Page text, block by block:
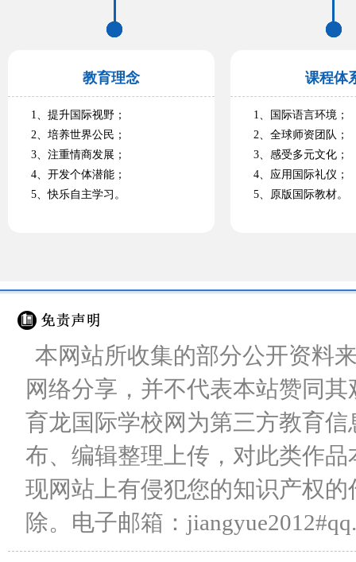
教育理念
1、提升国际视野；
2、培养世界公民；
3、注重情商发展；
4、开发个体潜能；
5、快乐自主学习。
课程体
1、国际语言环境；
2、全球师资团队；
3、感受多元文化；
4、应用国际礼仪；
5、原版国际教材。
本网站所收集的部分公开资料
网络分享，并不代表本站赞同
育龙国际学校网为第三方教育
布、编辑整理上传，对此类作
现网站上有侵犯您的知识产权
除。电子邮箱：